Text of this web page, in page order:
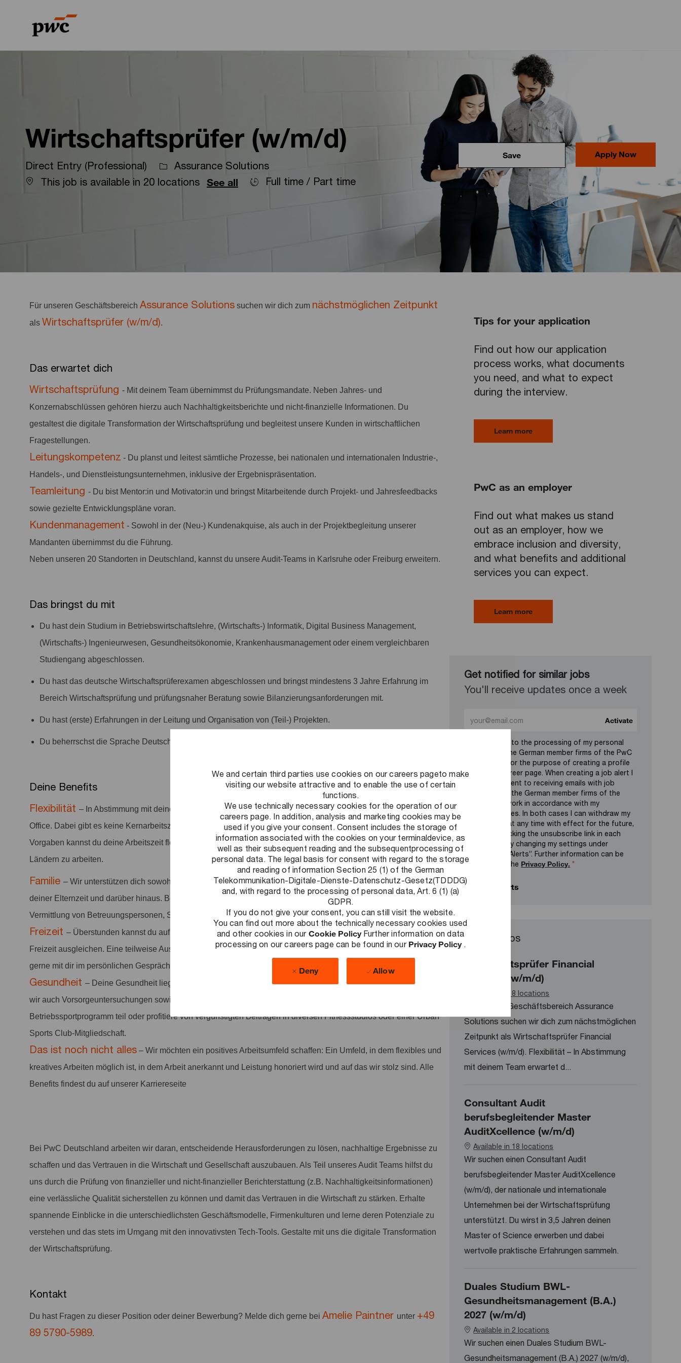
We and certain third parties use cookies on our careers pageto make
visiting our website attractive and to enable the use of certain
functions.
We use technically necessary cookies for the operation of our
careers page. In addition, analysis and marketing cookies may be
used if you give your consent. Consent includes the storage of
information associated with the cookies on your terminaldevice, as
well as their subsequent reading and the subsequentprocessing of
personal data. The legal basis for consent with regard to the storage
and reading of information Section 25 (1) of the German
Telekommunikation-Digitale-Dienste-Datenschutz-Gesetz(TDDDG)
and, with regard to the processing of personal data, Art. 6 (1) (a)
GDPR.
If you do not give your consent, you can still visit the website.
You can find out more about the technically necessary cookies used
and other cookies in our Cookie Policy Further information on data
processing on our careers page can be found in our Privacy Policy .
Deny Allow
Wirtschaftsprüfer (w/m/d)
Direct Entry (Professional)
Assurance Solutions
This job is available in 20 locations See all Full time / Part time
Save Apply Now
Für unseren Geschäftsbereich Assurance Solutions suchen wir dich zum nächstmöglichen Zeitpunkt
als Wirtschaftsprüfer (w/m/d).
Das erwartet dich
Wirtschaftsprüfung - Mit deinem Team übernimmst du Prüfungsmandate. Neben Jahres- und
Konzernabschlüssen gehören hierzu auch Nachhaltigkeitsberichte und nicht-finanzielle Informationen. Du
gestaltest die digitale Transformation der Wirtschaftsprüfung und begleitest unsere Kunden in wirtschaftlichen
Fragestellungen.
Leitungskompetenz - Du planst und leitest sämtliche Prozesse, bei nationalen und internationalen Industrie-,
Handels-, und Dienstleistungsunternehmen, inklusive der Ergebnispräsentation.
Teamleitung - Du bist Mentor:in und Motivator:in und bringst Mitarbeitende durch Projekt- und Jahresfeedbacks
sowie gezielte Entwicklungspläne voran.
Kundenmanagement - Sowohl in der (Neu-) Kundenakquise, als auch in der Projektbegleitung unserer
Mandanten übernimmst du die Führung.
Neben unseren 20 Standorten in Deutschland, kannst du unsere Audit-Teams in Karlsruhe oder Freiburg erweitern.
Das bringst du mit
Du hast dein Studium in Betriebswirtschaftslehre, (Wirtschafts-) Informatik, Digital Business Management,
(Wirtschafts-) Ingenieurwesen, Gesundheitsökonomie, Krankenhausmanagement oder einem vergleichbaren
Studiengang abgeschlossen.
Du hast das deutsche Wirtschaftsprüferexamen abgeschlossen und bringst mindestens 3 Jahre Erfahrung im
Bereich Wirtschaftsprüfung und prüfungsnaher Beratung sowie Bilanzierungsanforderungen mit.
Du hast (erste) Erfahrungen in der Leitung und Organisation von (Teil-) Projekten.
Du beherrschst die Sprache Deutsch fließend in Wort und Schrift.
Deine Benefits
Flexibilität – In Abstimmung mit deinem Team erwartet dich ein Mix aus gemeinsamen Bürotagen und Home
Office. Dabei gibt es keine Kernarbeitszeiten – im Rahmen der betrieblichen Anforderungen und arbeitsrechtlichen
Vorgaben kannst du deine Arbeitszeit flexibel gestalten. Zusätzlich hast du die Möglichkeit, temporär in über 40
Ländern zu arbeiten.
Familie – Wir unterstützen dich sowohl zum Zeitpunkt der Geburt/Adoption sowie beim Wiedereinstieg nach
deiner Elternzeit und darüber hinaus. Bei Bedarf unterstützen wir dich auch bei der Pflege von Angehörigen durch
Vermittlung von Betreuungspersonen, Sonderurlaub oder Teilzeitmodellen.
Freizeit – Überstunden kannst du auf deinem Flexzeitkonto sammeln und nach arbeitsintensiven Phasen durch
Freizeit ausgleichen. Eine teilweise Auszahlung einmal jährlich ist möglich. Die genauen Details besprechen wir
gerne mit dir im persönlichen Gespräch. Zusätzlich stehen dir 30 Urlaubstage im Kalenderjahr zur Verfügung.
Gesundheit – Deine Gesundheit liegt uns am Herzen: Neben einer eigenen betrieblichen Krankenkasse bieten
wir auch Vorsorgeuntersuchungen sowie Sportangebote an. Nimm an unserem kostenlosen
Betriebssportprogramm teil oder profitiere von vergünstigten Beiträgen in diversen Fitnessstudios oder einer Urban
Sports Club-Mitgliedschaft.
Das ist noch nicht alles – Wir möchten ein positives Arbeitsumfeld schaffen: Ein Umfeld, in dem flexibles und
kreatives Arbeiten möglich ist, in dem Arbeit anerkannt und Leistung honoriert wird und auf das wir stolz sind. Alle
Benefits findest du auf unserer Karriereseite
Bei PwC Deutschland arbeiten wir daran, entscheidende Herausforderungen zu lösen, nachhaltige Ergebnisse zu
schaffen und das Vertrauen in die Wirtschaft und Gesellschaft auszubauen. Als Teil unseres Audit Teams hilfst du
uns durch die Prüfung von finanzieller und nicht-finanzieller Berichterstattung (z.B. Nachhaltigkeitsinformationen)
eine verlässliche Qualität sicherstellen zu können und damit das Vertrauen in die Wirtschaft zu stärken. Erhalte
spannende Einblicke in die unterschiedlichsten Geschäftsmodelle, Firmenkulturen und lerne deren Potenziale zu
verstehen und das stets im Umgang mit den innovativsten Tech-Tools. Gestalte mit uns die digitale Transformation
der Wirtschaftsprüfung.
Kontakt
Du hast Fragen zu dieser Position oder deiner Bewerbung? Melde dich gerne bei Amelie Paintner unter +49
89 5790-5989.
Tips for your application
Find out how our application
process works, what documents
you need, and what to expect
during the interview.
Learn more
PwC as an employer
Find out what makes us stand
out as an employer, how we
embrace inclusion and diversity,
and what benefits and additional
services you can expect.
Learn more
Get notified for similar jobs
You'll receive updates once a week
I consent to the processing of my personal
data by the German member firms of the PwC
network for the purpose of creating a profile
on the career page. When creating a job alert I
also consent to receiving emails with job
offers by the German member firms of the
PwC network in accordance with my
preferences. In both cases I can withdraw my
consent at any time with effect for the future,
e.g. by clicking the unsubscribe link in each
email or by changing my settings under
“Manage Alerts”. Further information can be
found in the Privacy Policy. *
Activate
Manage alerts
Similar Jobs
Wirtschaftsprüfer Financial
Services (w/m/d)
Available in 8 locations
Für unseren Geschäftsbereich Assurance
Solutions suchen wir dich zum nächstmöglichen
Zeitpunkt als Wirtschaftsprüfer Financial
Services (w/m/d). Flexibilität – In Abstimmung
mit deinem Team erwartet d...
Consultant Audit
berufsbegleitender Master
AuditXcellence (w/m/d)
Available in 18 locations
Wir suchen einen Consultant Audit
berufsbegleitender Master AuditXcellence
(w/m/d), der nationale und internationale
Unternehmen bei der Wirtschaftsprüfung
unterstützt. Du wirst in 3,5 Jahren deinen
Master of Science erwerben und dabei
wertvolle praktische Erfahrungen sammeln.
Duales Studium BWL-
Gesundheitsmanagement (B.A.)
2027 (w/m/d)
Available in 2 locations
Wir suchen einen Duales Studium BWL-
Gesundheitsmanagement (B.A.) 2027 (w/m/d),